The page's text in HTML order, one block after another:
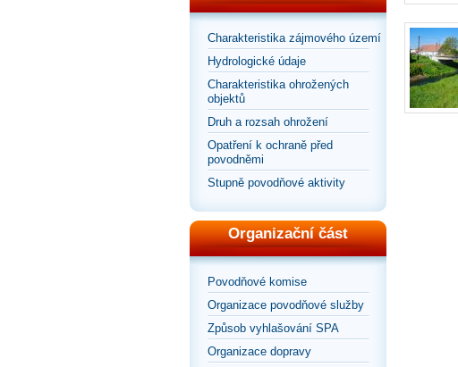
Charakteristika zájmového území
Hydrologické údaje
Charakteristika ohrožených
objektů
Druh a rozsah ohrožení
Opatření k ochraně před
povodněmi
Stupně povodňové aktivity
Organizační část
Povodňové komise
Organizace povodňové služby
Způsob vyhlašování SPA
Organizace dopravy